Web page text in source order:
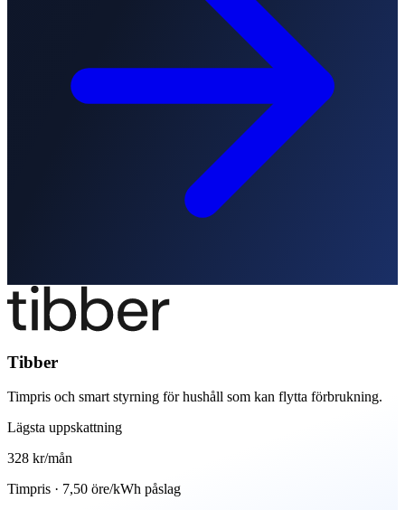
Tibber
Timpris och smart styrning för hushåll som kan flytta förbrukning.
Lägsta uppskattning
328 kr/mån
Timpris · 7,50 öre/kWh påslag